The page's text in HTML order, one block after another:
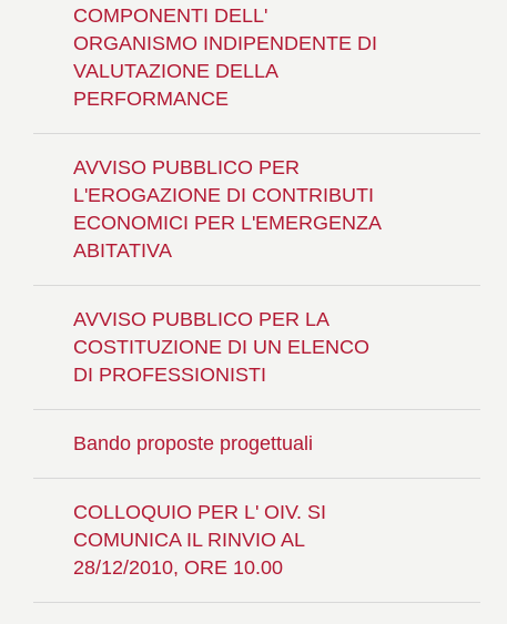
COMPONENTI DELL'
ORGANISMO INDIPENDENTE DI
VALUTAZIONE DELLA
PERFORMANCE
AVVISO PUBBLICO PER
L'EROGAZIONE DI CONTRIBUTI
ECONOMICI PER L'EMERGENZA
ABITATIVA
AVVISO PUBBLICO PER LA
COSTITUZIONE DI UN ELENCO
DI PROFESSIONISTI
Bando proposte progettuali
COLLOQUIO PER L' OIV. SI
COMUNICA IL RINVIO AL
28/12/2010, ORE 10.00